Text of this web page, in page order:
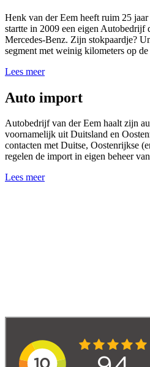
Henk van der Eem heeft ruim 25
startte in 2009 een eigen Autobedrijf
Mercedes-Benz. Zijn stokpaardje?
segment met weinig kilometers op
Lees meer
Auto import
Autobedrijf van der Eem haalt zijn
voornamelijk uit Duitsland en
contacten met Duitse, Oostenrijkse
regelen de import in eigen beheer
Lees meer